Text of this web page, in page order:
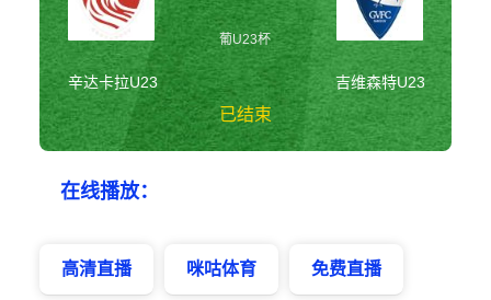
辛达卡拉U23
03:00:00
葡U23杯
已结束
吉维森特U23
在线播放：
高清直播 咪咕体育 免费直播